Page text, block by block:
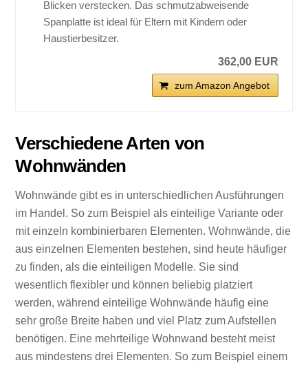
Blicken verstecken. Das schmutzabweisende
Spanplatte ist ideal für Eltern mit Kindern oder
Haustierbesitzer.
362,00 EUR
zum Amazon Angebot
Verschiedene Arten von
Wohnwänden
Wohnwände gibt es in unterschiedlichen Ausführungen
im Handel. So zum Beispiel als einteilige Variante oder
mit einzeln kombinierbaren Elementen. Wohnwände, die
aus einzelnen Elementen bestehen, sind heute häufiger
zu finden, als die einteiligen Modelle. Sie sind
wesentlich flexibler und können beliebig platziert
werden, während einteilige Wohnwände häufig eine
sehr große Breite haben und viel Platz zum Aufstellen
benötigen. Eine mehrteilige Wohnwand besteht meist
aus mindestens drei Elementen. So zum Beispiel einem